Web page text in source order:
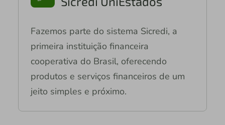
Fazemos parte do sistema Sicredi, a
primeira instituição financeira
cooperativa do Brasil, oferecendo
produtos e serviços financeiros de um
jeito simples e próximo.